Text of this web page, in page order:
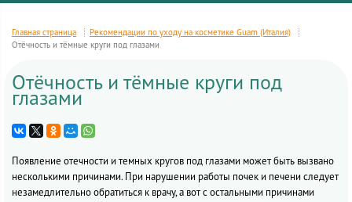
Главная страница
Рекомендации по уходу на косметике Guam (Италия)
Отёчность и тёмные круги под глазами
Отёчность и тёмные круги под
глазами
Появление отечности и темных кругов под глазами может быть вызвано
несколькими причинами. При нарушении работы почек и печени следует
незамедлительно обратиться к врачу, а вот с остальными причинами